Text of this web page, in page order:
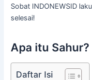
Sobat INDONEWSID
selesai!
Apa itu Sahur?
Daftar Isi